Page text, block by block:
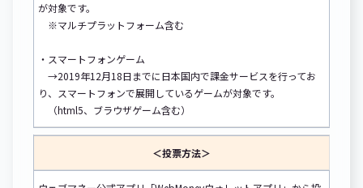
が対象です。
※マルチプラットフォーム含む
・スマートフォンゲーム
→2019年12月18日までに日本国内で課金サービスを行ってお
り、スマートフォンで展開しているゲームが対象です。
（html5、ブラウザゲーム含む）
＜投票方法＞